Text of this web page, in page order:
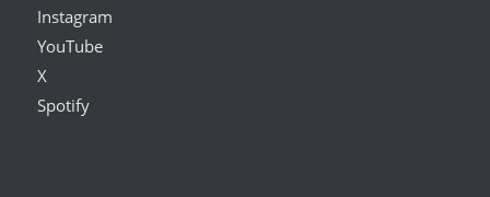
Instagram
YouTube
X
Spotify